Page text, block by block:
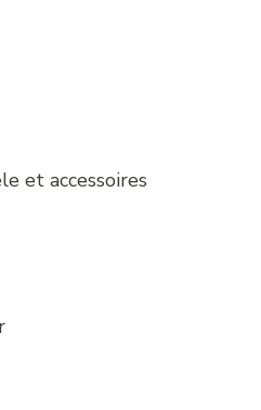
et accessoires